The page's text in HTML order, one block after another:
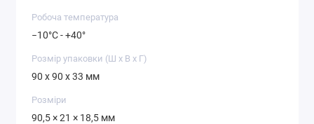
Робоча температура
−10°C - +40°
Розмір упаковки (Ш х В х Г)
90 x 90 x 33 мм
Розміри
90,5 × 21 × 18,5 мм